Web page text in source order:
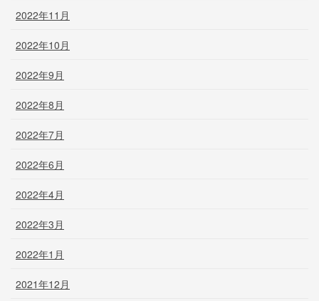
2022年11月
2022年10月
2022年9月
2022年8月
2022年7月
2022年6月
2022年4月
2022年3月
2022年1月
2021年12月